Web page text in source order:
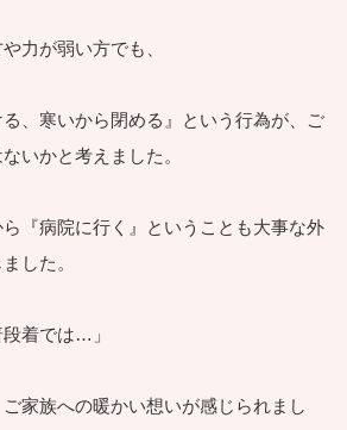
力が弱い方でも、
る、寒いから閉める』という行為が、ご
いかと考えました。
『病院に行く』ということも大事な外
した。
段着では…」
家族への暖かい想いが感じられまし